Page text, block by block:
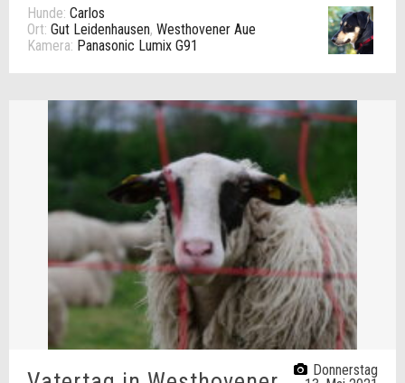
Hunde: Carlos
Ort: Gut Leidenhausen, Westhovener Aue
Kamera: Panasonic Lumix G91
Donnerstag